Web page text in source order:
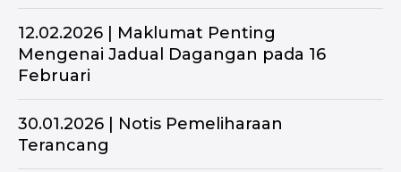
12.02.2026 | Maklumat Penting
Mengenai Jadual Dagangan pada 16
Februari
30.01.2026 | Notis Pemeliharaan
Terancang